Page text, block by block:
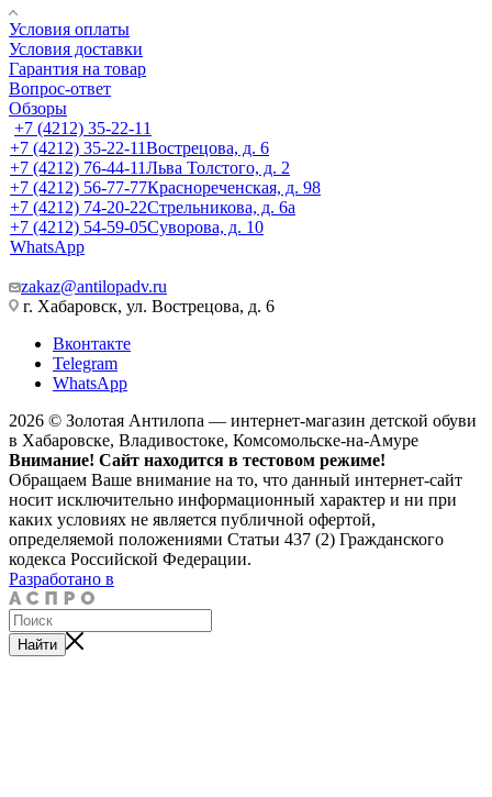
Условия оплаты
Условия доставки
Гарантия на товар
Вопрос-ответ
Обзоры
+7 (4212) 35-22-11
+7 (4212) 35-22-11Вострецова, д. 6
+7 (4212) 76-44-11Льва Толстого, д. 2
+7 (4212) 56-77-77Краснореченская, д. 98
+7 (4212) 74-20-22Стрельникова, д. 6а
+7 (4212) 54-59-05Суворова, д. 10
WhatsApp
zakaz@antilopadv.ru
г. Хабаровск, ул. Вострецова, д. 6
Вконтакте
Telegram
WhatsApp
2026 © Золотая Антилопа — интернет-магазин детской обуви
в Хабаровске, Владивостоке, Комсомольске-на-Амуре
Внимание! Сайт находится в тестовом режиме!
Обращаем Ваше внимание на то, что данный интернет-сайт
носит исключительно информационный характер и ни при
каких условиях не является публичной офертой,
определяемой положениями Статьи 437 (2) Гражданского
кодекса Российской Федерации.
Разработано в
Найти